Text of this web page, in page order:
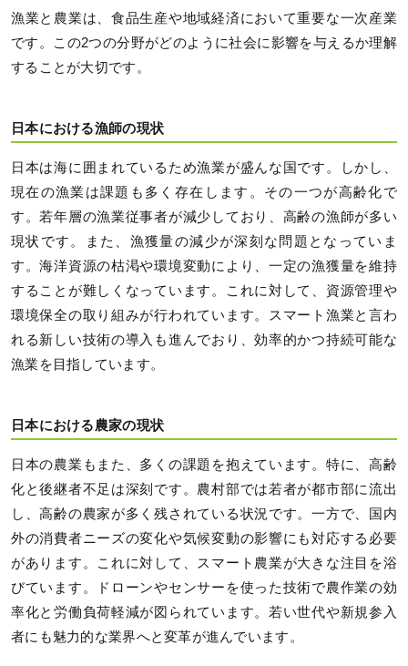
漁業と農業は、食品生産や地域経済において重要な一次産業
です。この2つの分野がどのように社会に影響を与えるか理解
することが大切です。
日本における漁師の現状
日本は海に囲まれているため漁業が盛んな国です。しかし、
現在の漁業は課題も多く存在します。その一つが高齢化で
す。若年層の漁業従事者が減少しており、高齢の漁師が多い
現状です。また、漁獲量の減少が深刻な問題となっていま
す。海洋資源の枯渇や環境変動により、一定の漁獲量を維持
することが難しくなっています。これに対して、資源管理や
環境保全の取り組みが行われています。スマート漁業と言わ
れる新しい技術の導入も進んでおり、効率的かつ持続可能な
漁業を目指しています。
日本における農家の現状
日本の農業もまた、多くの課題を抱えています。特に、高齢
化と後継者不足は深刻です。農村部では若者が都市部に流出
し、高齢の農家が多く残されている状況です。一方で、国内
外の消費者ニーズの変化や気候変動の影響にも対応する必要
があります。これに対して、スマート農業が大きな注目を浴
びています。ドローンやセンサーを使った技術で農作業の効
率化と労働負荷軽減が図られています。若い世代や新規参入
者にも魅力的な業界へと変革が進んでいます。